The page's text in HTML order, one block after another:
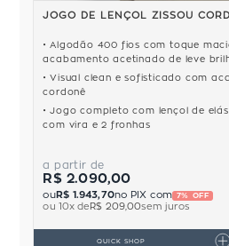
JOGO DE LENÇOL ZISSOU
Algodão 400 fios com toque
acabamento acetinado de leve
Visual clean e sofisticado com
cordonê
Jogo completo com lençol de
com vira e 2 fronhas
a partir de
R$ 2.090,00
ouR$ 1.943,70no PIX com 7% OFF
ou 10x de R$ 209,00sem juros
QUICK SHOP